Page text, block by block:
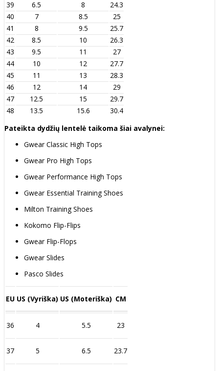
39
6.5 8
24.3
40
7 8.5
25
41
8 9.5
25.7
42
8.5 10
26.3
43
9.5 11
27
44
10 12
27.7
45
11 13
28.3
46
12 14
29
47
12.5 15
29.7
48
13.5 15.6
30.4
Pateikta dydžių lentelė taikoma šiai avalynei:
Gwear Classic High Tops
Gwear Pro High Tops
Gwear Performance High Tops
Gwear Essential Training Shoes
Milton Training Shoes
Kokomo Flip-Flips
Gwear Flip-Flops
Gwear Slides
Pasco Slides
EU US (Vyriška) US (Moteriška) CM
36 4 5.5 23
37 5 6.5 23.7